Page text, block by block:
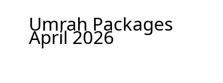
Umrah Packages
April 2026